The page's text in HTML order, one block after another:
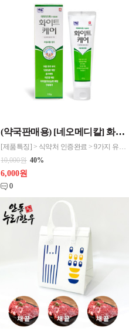
(약국판매용) [네오메디칼] 화이트케어 기능성 치약 120g
[제품특징] > 식약처 인증완료 > 9가지 유해성분 무첨가 (PHMG, C/MIT, 트리클로산, 파라벤 등) *네오케어 화이트 치약 > 전국 약국에서 판매 베스트 구강케어 기능성 치약 > 아파타이트 성분으로 치아에 착색된 색소 및 세균을 흡착 제거하여 화이트닝 극대화 > 침강탄산칼슘/키토산 함유로 각종 잇몸질환 예방 > 불소 대신 자일리톨 첨가
10,000원 40%
6,000원
0